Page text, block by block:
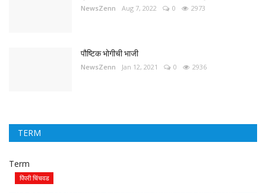
NewsZenn Aug 7, 2022 0 2973
पौष्टिक भोगीची भाजी
NewsZenn Jan 12, 2021 0 2936
TERM
Term
पिंपरी चिंचवड